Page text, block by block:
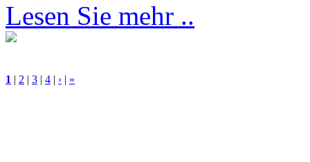
Lesen Sie mehr ..
1 | 2 | 3 | 4 | › | »